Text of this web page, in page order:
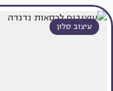
עיצוב סלון